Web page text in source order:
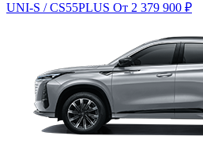
UNI-S / CS55PLUS От 2 379 900 ₽